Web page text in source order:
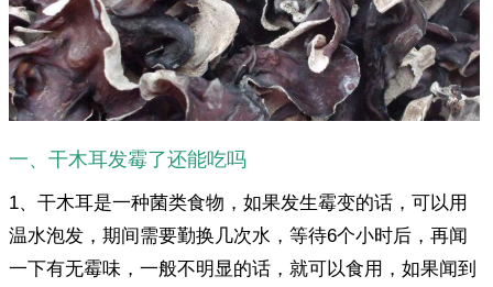
一、干木耳发霉了还能吃吗
1、干木耳是一种菌类食物，如果发生霉变的话，可以用
温水泡发，期间需要勤换几次水，等待6个小时后，再闻
一下有无霉味，一般不明显的话，就可以食用，如果闻到